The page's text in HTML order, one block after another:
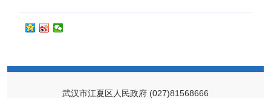
武汉市江夏区人民政府 (027)81568666